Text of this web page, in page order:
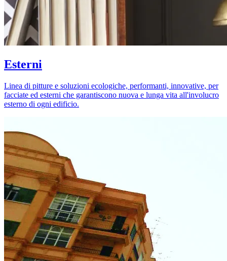
Esterni
Linea di pitture e soluzioni ecologiche, performanti, innovative, per
facciate ed esterni che garantiscono nuova e lunga vita all'involucro
esterno di ogni edificio.